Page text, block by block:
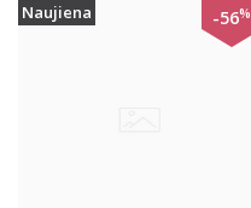
Naujiena -56%